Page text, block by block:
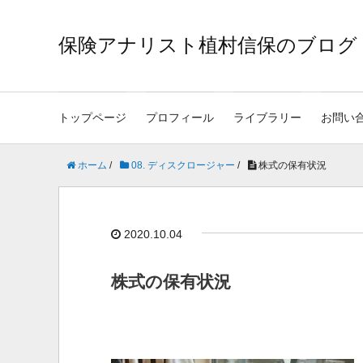
保険アナリスト植村信保のブログ
トップページ プロフィール ライブラリー お問い
ホーム / 08. ディスクロージャー / 株式の保有状況
2020.10.04
株式の保有状況